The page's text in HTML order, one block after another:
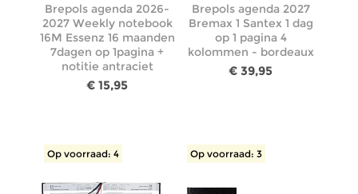
Brepols agenda 2026-
2027 Weekly notebook
16M Essenz 16 maanden
7dagen op 1pagina +
notitie antraciet
€ 15,95
Brepols agenda 2027
Bremax 1 Santex 1 dag
op 1 pagina 4
kolommen - bordeaux
€ 39,95
Op voorraad: 4 Op voorraad: 3